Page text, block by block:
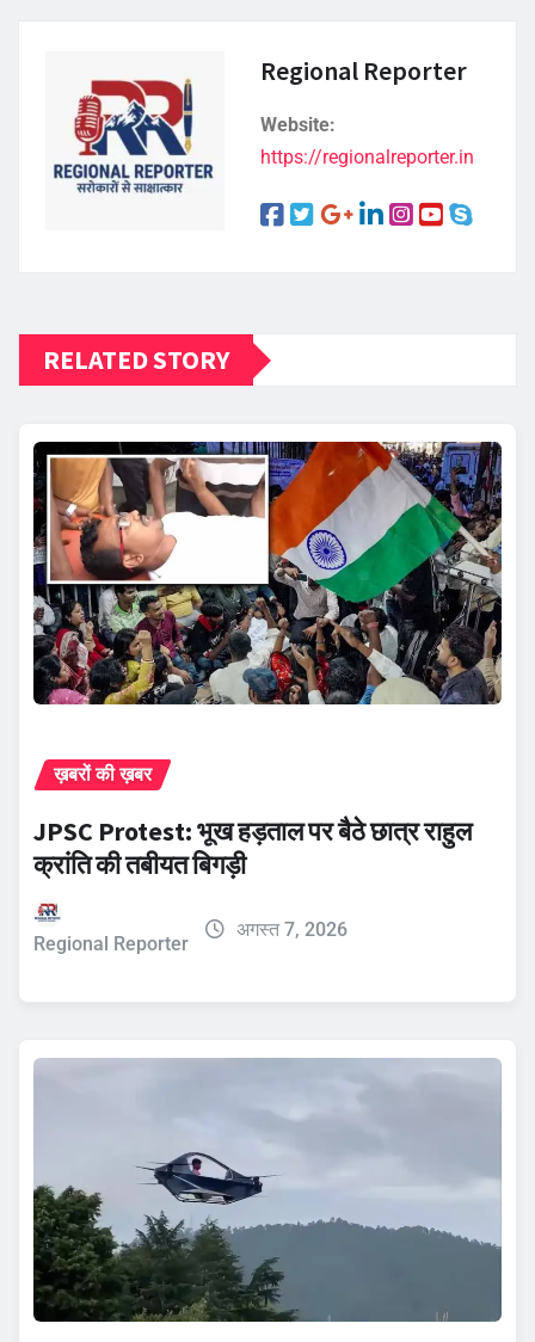
Regional Reporter
Website:
https://regionalreporter.in
RELATED STORY
ख़बरों की ख़बर
JPSC Protest: भूख हड़ताल पर बैठे छात्र राहुल
क्रांति की तबीयत बिगड़ी
Regional Reporter
अगस्त 7, 2026